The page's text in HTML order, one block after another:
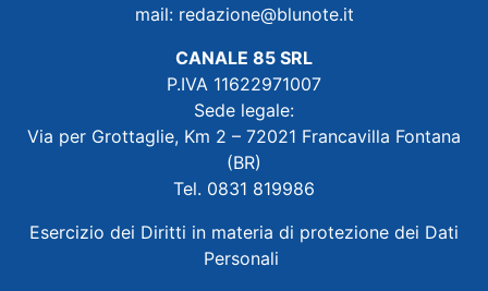
mail: redazione@blunote.it
CANALE 85 SRL
P.IVA 11622971007
Sede legale:
Via per Grottaglie, Km 2 – 72021 Francavilla Fontana
(BR)
Tel. 0831 819986
Esercizio dei Diritti in materia di protezione dei Dati
Personali